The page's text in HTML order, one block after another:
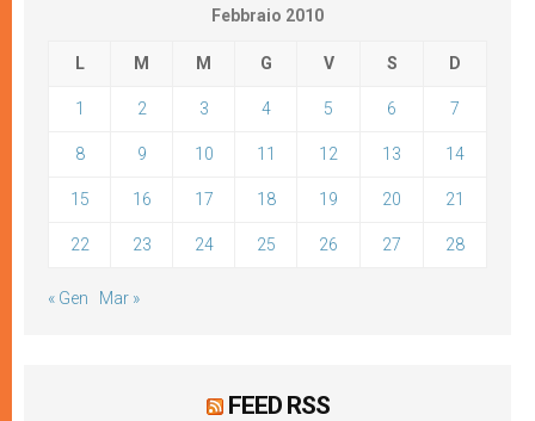
Febbraio 2010
L M M G V S D
1 2 3 4 5 6 7
8 9 10 11 12 13 14
15 16 17 18 19 20 21
22 23 24 25 26 27 28
« Gen Mar »
FEED RSS